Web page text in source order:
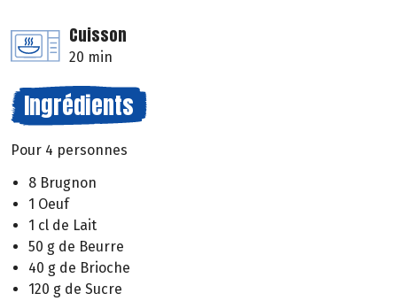
Cuisson
20 min
Ingrédients
Pour 4 personnes
8 Brugnon
1 Oeuf
1 cl de Lait
50 g de Beurre
40 g de Brioche
120 g de Sucre